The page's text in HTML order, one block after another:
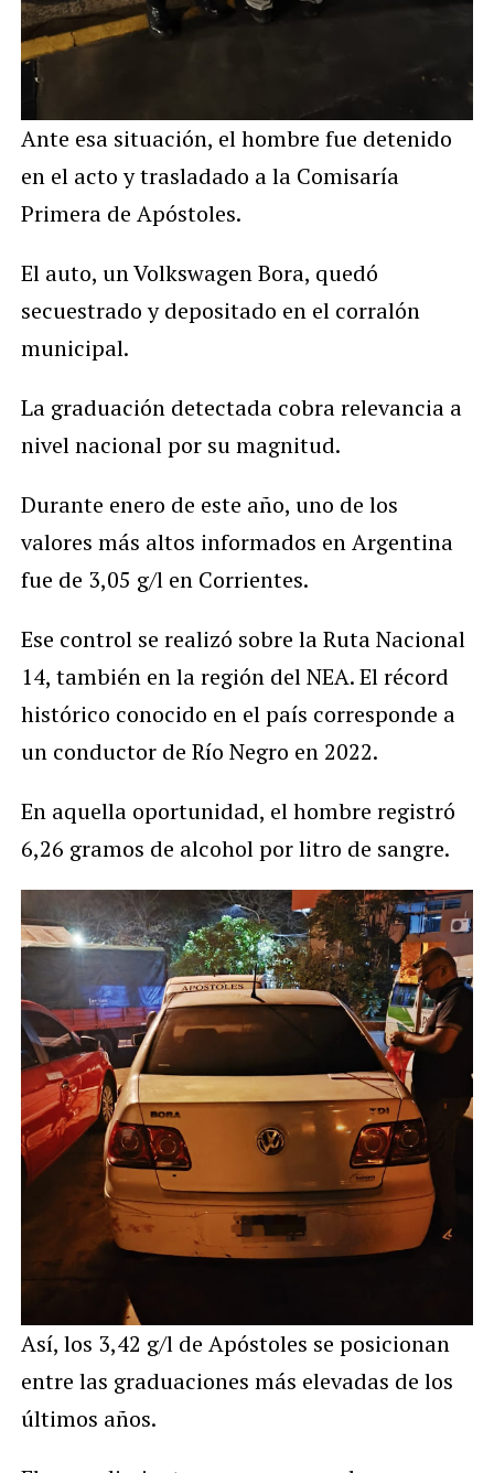
Ante esa situación, el hombre fue detenido
en el acto y trasladado a la Comisaría
Primera de Apóstoles.
El auto, un Volkswagen Bora, quedó
secuestrado y depositado en el corralón
municipal.
La graduación detectada cobra relevancia a
nivel nacional por su magnitud.
Durante enero de este año, uno de los
valores más altos informados en Argentina
fue de 3,05 g/l en Corrientes.
Ese control se realizó sobre la Ruta Nacional
14, también en la región del NEA. El récord
histórico conocido en el país corresponde a
un conductor de Río Negro en 2022.
En aquella oportunidad, el hombre registró
6,26 gramos de alcohol por litro de sangre.
Así, los 3,42 g/l de Apóstoles se posicionan
entre las graduaciones más elevadas de los
últimos años.